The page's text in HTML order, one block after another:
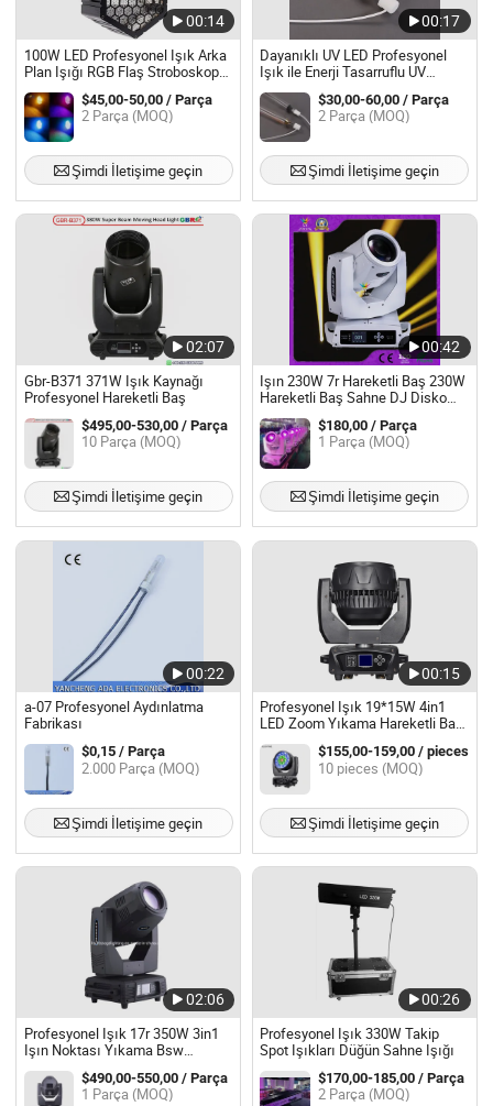
00:14
100W LED Profesyonel Işık Arka
Plan Işığı RGB Flaş Stroboskop
Yıkama Sahne Retro Işığı
$45,00-50,00 / Parça
2 Parça (MOQ)
Şimdi İletişime geçin
00:17
Dayanıklı UV LED Profesyonel
Işık ile Enerji Tasarruflu UV
Sertleştirme Lamba Ampulü
$30,00-60,00 / Parça
2 Parça (MOQ)
Şimdi İletişime geçin
02:07
Gbr-B371 371W Işık Kaynağı
Profesyonel Hareketli Baş
$495,00-530,00 / Parça
10 Parça (MOQ)
Şimdi İletişime geçin
00:42
Işın 230W 7r Hareketli Baş 230W
Hareketli Baş Sahne DJ Disko
DMX Profesyonel Işık
$180,00 / Parça
1 Parça (MOQ)
Şimdi İletişime geçin
00:22
a-07 Profesyonel Aydınlatma
Fabrikası
$0,15 / Parça
2.000 Parça (MOQ)
Şimdi İletişime geçin
00:15
Profesyonel Işık 19*15W 4in1
LED Zoom Yıkama Hareketli Baş
Işığı
$155,00-159,00 / pieces
10 pieces (MOQ)
Şimdi İletişime geçin
02:06
Profesyonel Işık 17r 350W 3in1
Işın Noktası Yıkama Bsw
Hareketli Başlıklar
$490,00-550,00 / Parça
1 Parça (MOQ)
00:26
Profesyonel Işık 330W Takip
Spot Işıkları Düğün Sahne Işığı
$170,00-185,00 / Parça
2 Parça (MOQ)